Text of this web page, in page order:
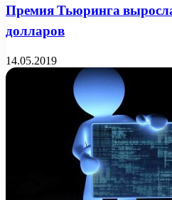
Премия Тьюринга
долларов
14.05.2019